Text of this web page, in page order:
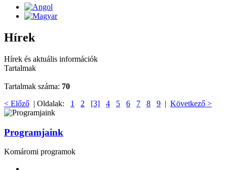
Hírek
Hírek és aktuális információk
Tartalmak
Tartalmak száma: 70
< Előző | Oldalak: 1 2 [3] 4 5 6 7 8 9 | Következő >
Programjaink
Komáromi programok